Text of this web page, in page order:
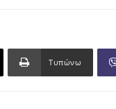
Τυπώνω